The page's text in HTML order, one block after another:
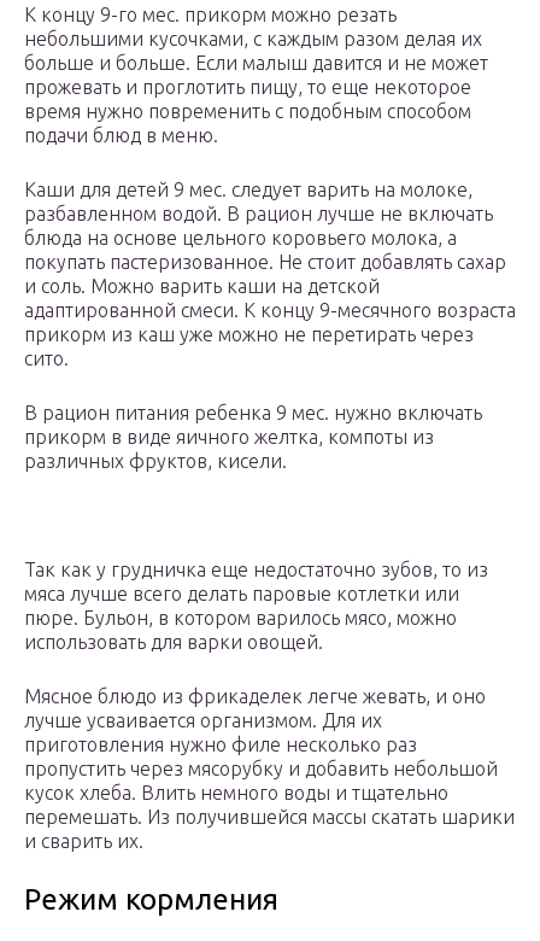
К концу 9-го мес. прикорм можно резать
небольшими кусочками, с каждым разом делая их
больше и больше. Если малыш давится и не может
прожевать и проглотить пищу, то еще некоторое
время нужно повременить с подобным способом
подачи блюд в меню.
Каши для детей 9 мес. следует варить на молоке,
разбавленном водой. В рацион лучше не включать
блюда на основе цельного коровьего молока, а
покупать пастеризованное. Не стоит добавлять сахар
и соль. Можно варить каши на детской
адаптированной смеси. К концу 9-месячного возраста
прикорм из каш уже можно не перетирать через
сито.
В рацион питания ребенка 9 мес. нужно включать
прикорм в виде яичного желтка, компоты из
различных фруктов, кисели.
Так как у грудничка еще недостаточно зубов, то из
мяса лучше всего делать паровые котлетки или
пюре. Бульон, в котором варилось мясо, можно
использовать для варки овощей.
Мясное блюдо из фрикаделек легче жевать, и оно
лучше усваивается организмом. Для их
приготовления нужно филе несколько раз
пропустить через мясорубку и добавить небольшой
кусок хлеба. Влить немного воды и тщательно
перемешать. Из получившейся массы скатать шарики
и сварить их.
Режим кормления